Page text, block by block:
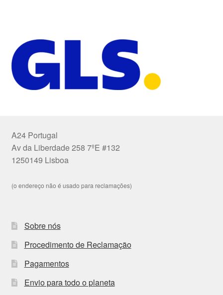
A24 Portugal
Av da Liberdade 258 7ºE #132
1250149 Lisboa
(o endereço não é usado para reclamações)
Sobre nós
Procedimento de Reclamação
Pagamentos
Envio para todo o planeta